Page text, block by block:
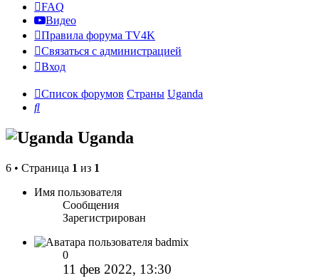
FAQ
Видео
Правила форума TV4K
Связаться с администрацией
Вход
Список форумов Страны Uganda
Поиск
Uganda
6 • Страница 1 из 1
Имя пользователя
Сообщения
Зарегистрирован
badmix
0
11 фев 2022, 13:30